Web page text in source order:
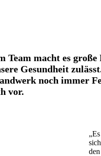
Team macht es
Gesundheit
noch immer
vor.